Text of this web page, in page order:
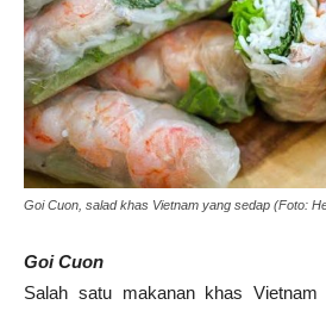
Goi Cuon, salad khas Vietnam yang sedap (Foto:
Goi Cuon
Salah satu makanan khas